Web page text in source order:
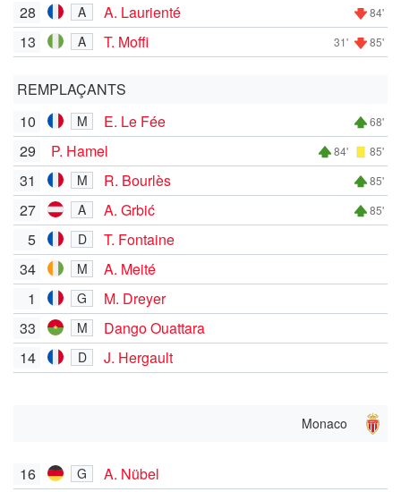
28
A A. Laurienté 84'
13 A T. Moffi 31' 85'
REMPLAÇANTS
10
M E. Le Fée 68'
29 P. Hamel 84' 85'
31 M R. Bourlès 85'
27 A A. Grbić 85'
5 D
T. Fontaine
34
M
A. Meité
1
G
M. Dreyer
33
M
Dango Ouattara
14
D J. Hergault
Monaco
16 G A. Nübel